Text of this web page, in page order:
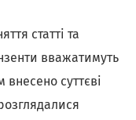
статті та
вважатимуть
суттєві